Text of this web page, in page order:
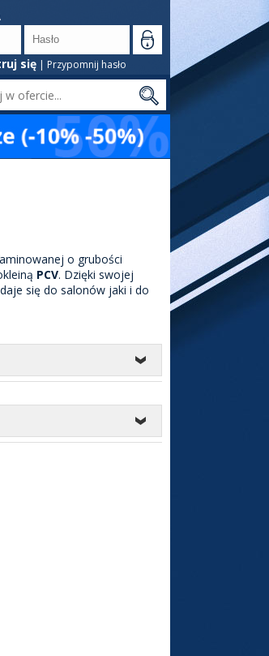
się| Przypomnij hasło
o grubości
PCV. Dzięki swojej
się do salonów jaki i do